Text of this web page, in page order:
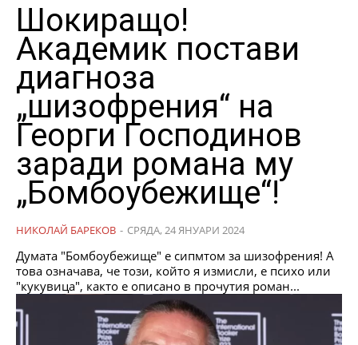
Шокиращо!
Академик постави
диагноза
„шизофрения“ на
Георги Господинов
заради романа му
„Бомбоубежище“!
НИКОЛАЙ БАРЕКОВ - СРЯДА, 24 ЯНУАРИ 2024
Думата "Бомбоубежище" е сипмтом за шизофрения! А
това означава, че този, който я измисли, е психо или
"кукувица", както е описано в прочутия роман...